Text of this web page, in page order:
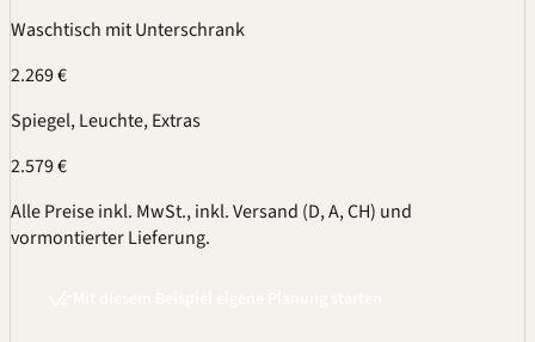
Waschtisch mit Unterschrank
2.269 €
Spiegel, Leuchte, Extras
2.579 €
Alle Preise inkl. MwSt., inkl. Versand (D, A, CH) und
vormontierter Lieferung.